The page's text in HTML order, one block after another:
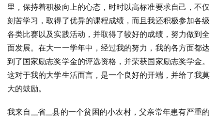
里，保持着积极向上的心态，时时以高标准要求自己，不仅
刻苦学习，取得了优异的课程成绩，而且我还积极参加各级
各类比赛以及实践活动，并取得了较好的成绩，努力做到全
面发展。在大一一学年中，经过我的努力，我的各方面都达
到了国家励志奖学金的评选资格，并荣获国家励志奖学金。
这对于我的大学生活而言，是一个良好的开端，并给了我莫
大的鼓励。
我来自__省__县的一个贫困的小农村，父亲常年患有严重的